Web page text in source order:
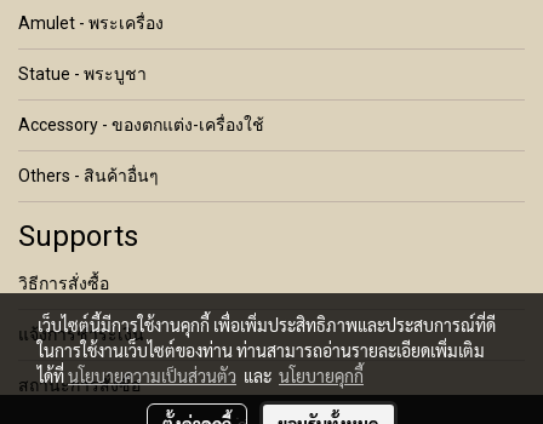
Amulet - พระเครื่อง
Statue - พระบูชา
Accessory - ของตกแต่ง-เครื่องใช้
Others - สินค้าอื่นๆ
Supports
วิธีการสั่งซื้อ
แจ้งการชำระเงิน
สถานะการสั่งซื้อ
เว็บไซต์นี้มีการใช้งานคุกกี้ เพื่อเพิ่มประสิทธิภาพและประสบการณ์ที่ดี
ในการใช้งานเว็บไซต์ของท่าน ท่านสามารถอ่านรายละเอียดเพิ่มเติม
ได้ที่นโยบายความเป็นส่วนตัว และ นโยบายคุกกี้